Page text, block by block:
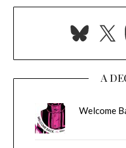
X
A
Welcome